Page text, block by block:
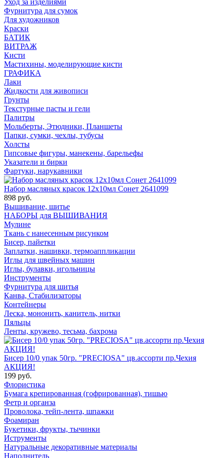
Уход за изделиями
Фурнитура для сумок
Для художников
Краски
БАТИК
ВИТРАЖ
Кисти
Мастихины, моделирующие кисти
ГРАФИКА
Лаки
Жидкости для живописи
Грунты
Текстурные пасты и гели
Палитры
Мольберты, Этюдники, Планшеты
Папки, сумки, чехлы, тубусы
Холсты
Гипсовые фигуры, манекены, барельефы
Указатели и бирки
Фартуки, нарукавники
Набор масляных красок 12х10мл Сонет 2641099
898 руб.
Вышивание, шитье
НАБОРЫ для ВЫШИВАНИЯ
Мулине
Ткань с нанесенным рисунком
Бисер, пайетки
Заплатки, нашивки, термоаппликации
Иглы для швейных машин
Иглы, булавки, игольницы
Инструменты
Фурнитура для шитья
Канва, Стабилизаторы
Контейнеры
Леска, мононить, канитель, нитки
Пяльцы
Ленты, кружево, тесьма, бахрома
Бисер 10/0 упак 50гр. "PRECIOSA" цв.ассорти пр.Чехия
АКЦИЯ!
199 руб.
Флористика
Бумага крепированная (гофрированная), тишью
Фетр и органза
Проволока, тейп-лента, шпажки
Фоамиран
Букетики, фрукты, тычинки
Иструменты
Натуральные декоративные материалы
Наполнитель